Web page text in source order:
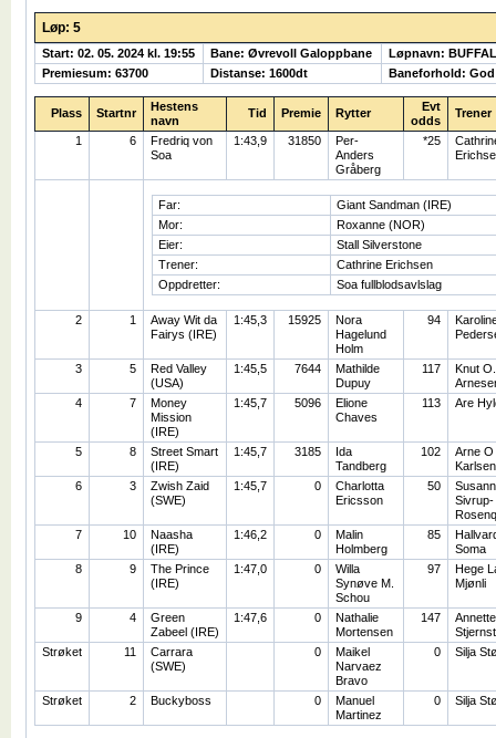
Løp: 5
Start: 02. 05. 2024 kl. 19:55 Bane: Øvrevoll Galoppbane
Løpnavn:
Premiesum: 63700
Distanse: 1600dt Baneforhold: God
Plass Startnr
Hestens
navn
Tid Premie Rytter
Evt
odds
Trener
1 6
Fredriq von
Soa
1:43,9 31850
Per-
Anders
Gråberg
*25
Far:
Giant Sandman (IRE)
Mor:
Roxanne (NOR)
Eier:
Stall Silverstone
Trener:
Cathrine Erichsen
Oppdretter:
Soa fullblodsavlslag
2 1
Away Wit da
Fairys (IRE)
1:45,3 15925
Nora
Hagelund
Holm
94
3 5
Red Valley
(USA)
1:45,5 7644
Mathilde
Dupuy
117
Knut O.
4
7
Money
Mission
(IRE)
1:45,7 5096
Elione
Chaves
113 Are
5 8
Street Smart
(IRE)
1:45,7 3185
Ida
Tandberg
102
Arne O
Karlsen
6
3
Zwish Zaid
(SWE)
1:45,7 0
Charlotta
Ericsson
50
Sivrup-
7
10
Naasha
(IRE)
1:46,2 0
Malin
Holmberg
85
Soma
8
9
The Prince
(IRE)
1:47,0 0
Willa
Synøve M.
Schou
97
Hege
Mjønli
9 4
Green
Zabeel (IRE)
1:47,6 0
Nathalie
Mortensen
147
Annette
Strøket
11
Carrara
(SWE)
0
Maikel
Narvaez
Bravo
0 Silja
Strøket 2 Buckyboss 0
Manuel
Martinez
0 Silja